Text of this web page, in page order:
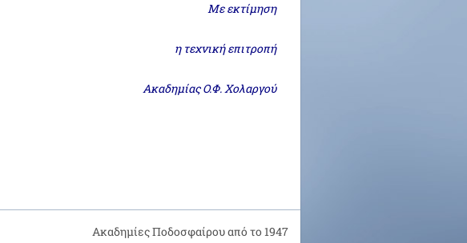
Με εκτίμηση
η τεχνική επιτροπή
Ακαδημίας Ο.Φ. Χολαργού
Ακαδημίες Ποδοσφαίρου από το 1947